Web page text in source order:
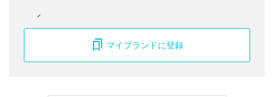
マイブランドに登録